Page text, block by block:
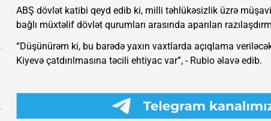
ABŞ dövlət katibi qeyd edib ki, milli təhlükəsizlik üzrə
bağlı müxtəlif dövlət qurumları arasında aparılan
“Düşünürəm ki, bu barədə yaxın vaxtlarda açıqlama
Kiyevə çatdırılmasına təcili ehtiyac var”, - Rubio əlavə edib.